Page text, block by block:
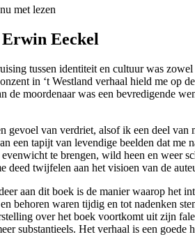
met lezen
Erwin Eeckel
tussen identiteit en cultuur was
in ‘t Westland verhaal hield me op
de moordenaar was een bevredigende
gevoel van verdriet, alsof ik een deel
een tapijt van levendige beelden dat
te brengen, wild heen en weer
deed twijfelen aan het visioen van de
aan dit boek is de manier waarop het
behoren waren tijdig en tot nadenken
over het boek voortkomt uit zijn
substantieels. Het verhaal is een